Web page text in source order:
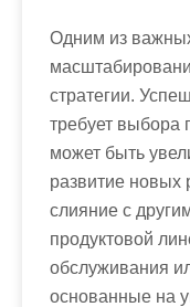
Одним из
стратегии.
требует выбора
может быть
развитие новых
слияние с
продуктовой
обслуживания
основанные на